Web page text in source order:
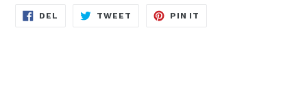
DEL TWEET TWEET
PIN IT